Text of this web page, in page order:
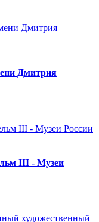
Дмитрия
III - Музеи